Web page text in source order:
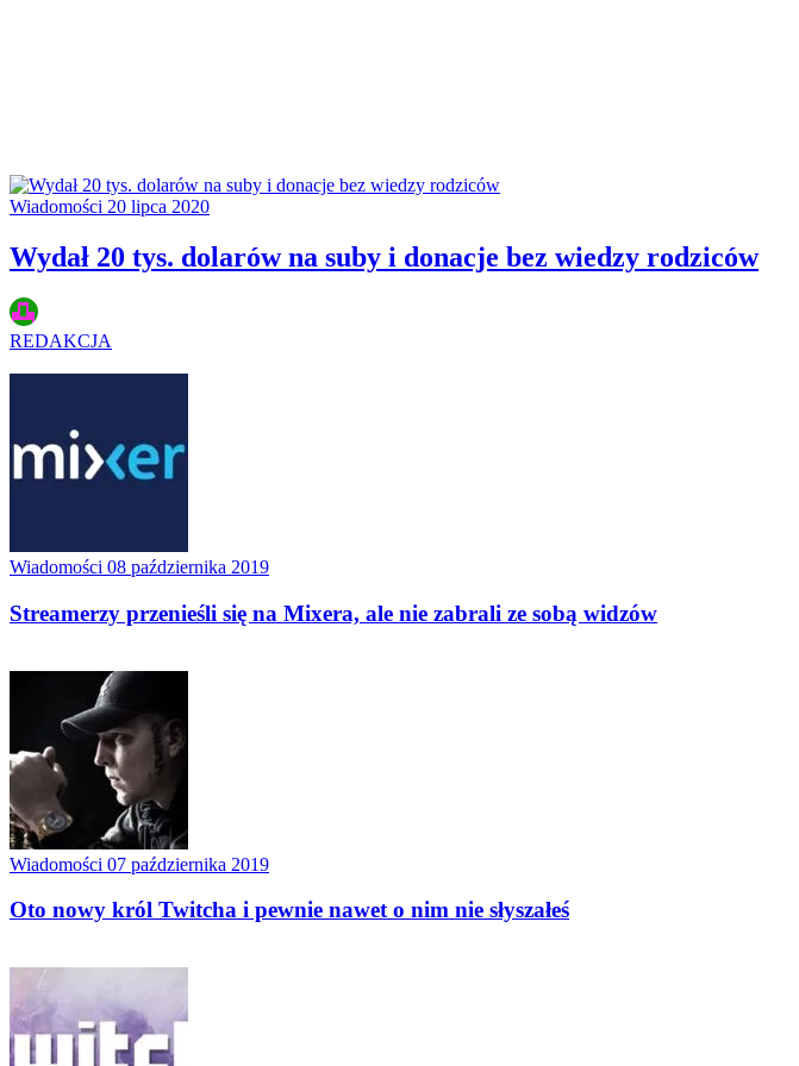
Wiadomości 20 lipca 2020
Wydał 20 tys. dolarów na suby i donacje bez wiedzy rodziców
REDAKCJA
Wiadomości 08 października 2019
Streamerzy przenieśli się na Mixera, ale nie zabrali ze sobą widzów
Wiadomości 07 października 2019
Oto nowy król Twitcha i pewnie nawet o nim nie słyszałeś